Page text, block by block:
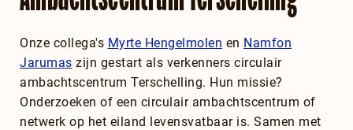
Onze collega's Myrte Hengelmolen en Namfon
Jarumas zijn gestart als verkenners circulair
ambachtscentrum Terschelling. Hun missie?
Onderzoeken of een circulair ambachtscentrum of
netwerk op het eiland levensvatbaar is. Samen met